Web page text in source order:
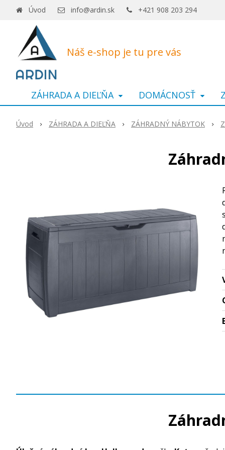
Náš e-shop je tu pre vás
Úvod info@ardin.sk +421 908 203 294
ZÁHRADA A DIEĽŇA DOMÁCNOSŤ
Úvod ZÁHRADA A DIEĽŇA ZÁHRADNÝ NÁBYTOK